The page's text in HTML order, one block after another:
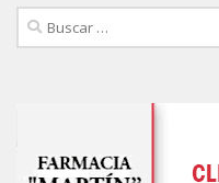
Buscar: